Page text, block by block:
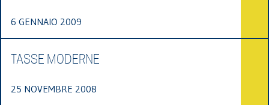
6 GENNAIO 2009
TASSE MODERNE
25 NOVEMBRE 2008